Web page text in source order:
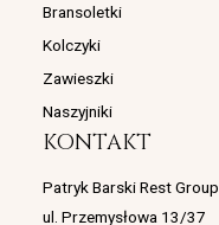
Bransoletki
Kolczyki
Zawieszki
Naszyjniki
KONTAKT
Patryk Barski Rest Group
ul. Przemysłowa 13/37